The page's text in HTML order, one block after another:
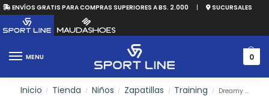
ENVÍOS GRATIS PARA COMPRAS SUPERIORES A BS. 2.000 | SUCURSALES
MENU 0
Inicio / Tienda / Niños / Zapatillas / Training / Dreamy Lites – Miss Excellence